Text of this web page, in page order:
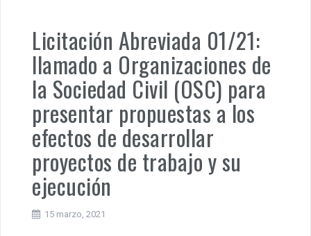
Licitación Abreviada 01/21:
llamado a Organizaciones de
la Sociedad Civil (OSC) para
presentar propuestas a los
efectos de desarrollar
proyectos de trabajo y su
ejecución
15 marzo, 2021